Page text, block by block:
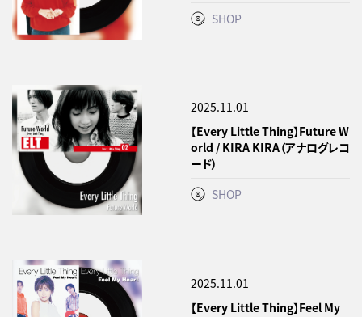
SHOP
2025.11.01
【Every Little Thing】Future W
orld / KIRA KIRA（アナログレコ
ード）
SHOP
2025.11.01
【Every Little Thing】Feel My